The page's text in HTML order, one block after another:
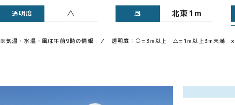
透明度 △ 風 北東1m
※気温・水温・風は午前9時の情報 ／ 透明度：○=3m以上 △=1m以上3m未満